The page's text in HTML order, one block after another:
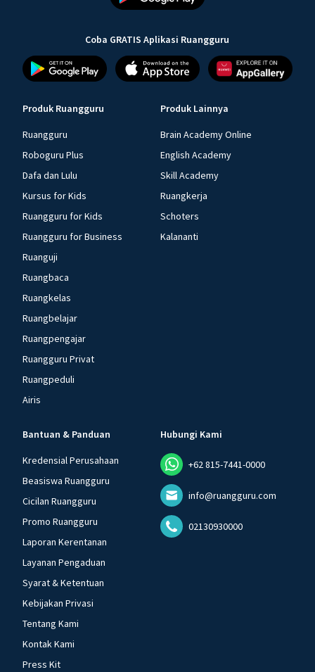
Coba GRATIS Aplikasi Ruangguru
Produk Ruangguru
Ruangguru
Roboguru Plus
Dafa dan Lulu
Kursus for Kids
Ruangguru for Kids
Ruangguru for Business
Ruanguji
Ruangbaca
Ruangkelas
Ruangbelajar
Ruangpengajar
Ruangguru Privat
Ruangpeduli
Airis
Produk Lainnya
Brain Academy Online
English Academy
Skill Academy
Ruangkerja
Schoters
Kalananti
Bantuan & Panduan
Kredensial Perusahaan
Beasiswa Ruangguru
Cicilan Ruangguru
Promo Ruangguru
Laporan Kerentanan
Layanan Pengaduan
Syarat & Ketentuan
Kebijakan Privasi
Tentang Kami
Kontak Kami
Press Kit
Hubungi Kami
+62 815-7441-0000
info@ruangguru.com
02130930000